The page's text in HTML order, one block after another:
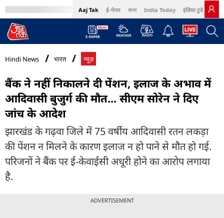
Aaj Tak ई-पेपर বাংলা India Today इंडिया टुडे हिंदी
MumbaiTak Cosmopolitan Harper's Bazaar Northeast
Hindi News भारत न्यूज़
बैंक ने नहीं निकालने दी पेंशन, इलाज के अभाव में
आदिवासी बुजुर्ग की मौत... सीएम सोरेन ने दिए
जांच के आदेश
झारखंड के गढ़वा जिले में 75 वर्षीय आदिवासी रतन लकड़ा
की पेंशन न मिलने के कारण इलाज न हो पाने से मौत हो गई.
परिजनों ने बैंक पर ई-केवाईसी अधूरी होने का आरोप लगाया
है.
ADVERTISEMENT